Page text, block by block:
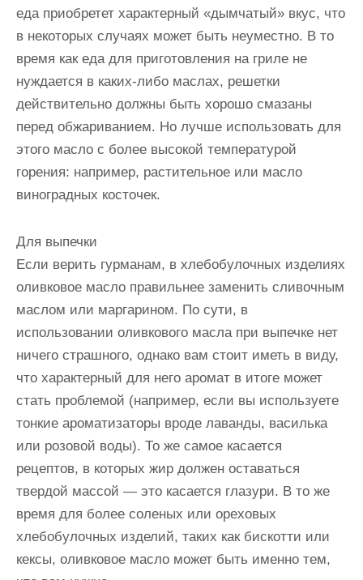
еда приобретет характерный «дымчатый» вкус, что
в некоторых случаях может быть неуместно. В то
время как еда для приготовления на гриле не
нуждается в каких-либо маслах, решетки
действительно должны быть хорошо смазаны
перед обжариванием. Но лучше использовать для
этого масло с более высокой температурой
горения: например, растительное или масло
виноградных косточек.
Для выпечки
Если верить гурманам, в хлебобулочных изделиях
оливковое масло правильнее заменить сливочным
маслом или маргарином. По сути, в
использовании оливкового масла при выпечке нет
ничего страшного, однако вам стоит иметь в виду,
что характерный для него аромат в итоге может
стать проблемой (например, если вы используете
тонкие ароматизаторы вроде лаванды, василька
или розовой воды). То же самое касается
рецептов, в которых жир должен оставаться
твердой массой — это касается глазури. В то же
время для более соленых или ореховых
хлебобулочных изделий, таких как бискотти или
кексы, оливковое масло может быть именно тем,